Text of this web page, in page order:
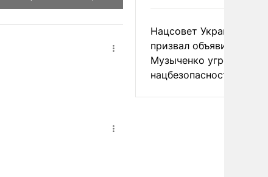
Нацсовет Украины по
призвал объявить
Музыченко угрозой
нацбезопасности